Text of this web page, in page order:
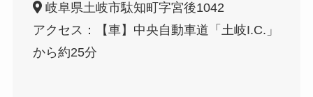
岐阜県土岐市駄知町字宮後1042
アクセス：【車】中央自動車道「土岐I.C.」
から約25分